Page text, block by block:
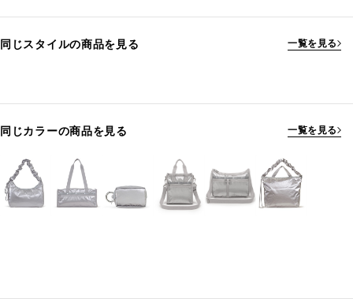
同じスタイルの商品を見る 一覧を見る
同じカラーの商品を見る 一覧を見る